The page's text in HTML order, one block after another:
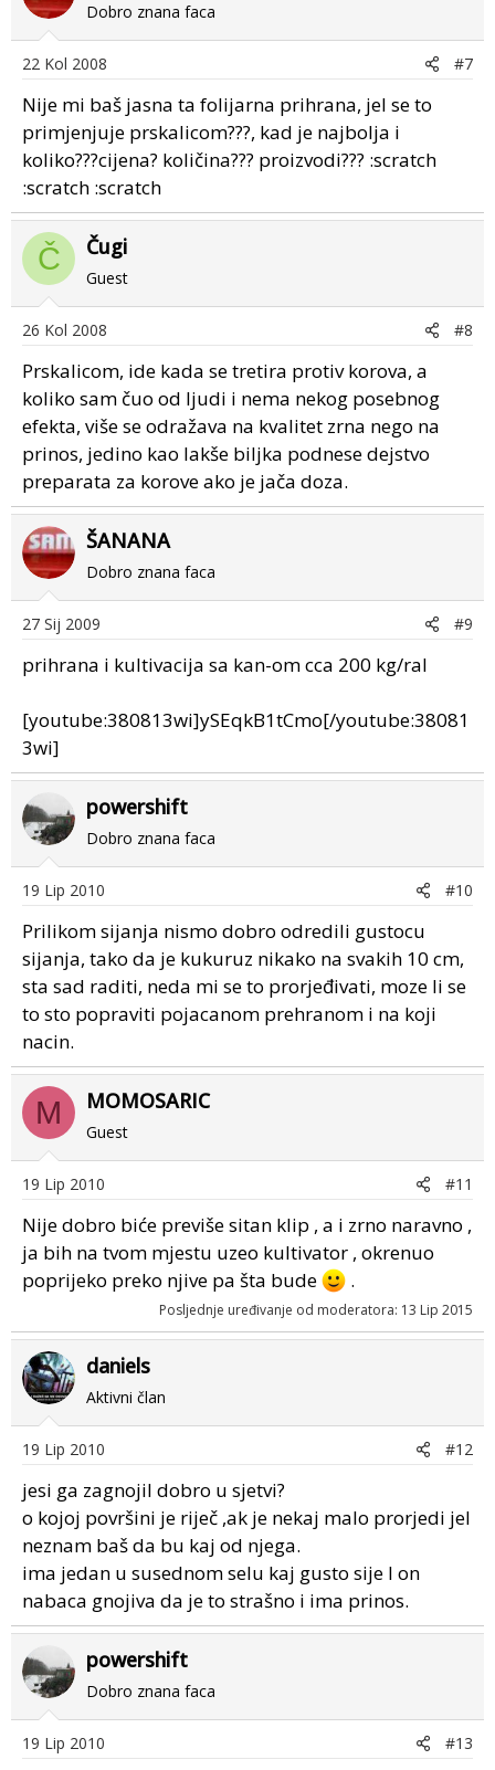
Dobro znana faca
22 Kol 2008 #7
Nije mi baš jasna ta folijarna prihrana, jel se to
primjenjuje prskalicom???, kad je najbolja i
koliko???cijena? količina??? proizvodi??? :scratch
:scratch :scratch
Č Čugi
Guest
26 Kol 2008 #8
Prskalicom, ide kada se tretira protiv korova, a
koliko sam čuo od ljudi i nema nekog posebnog
efekta, više se odražava na kvalitet zrna nego na
prinos, jedino kao lakše biljka podnese dejstvo
preparata za korove ako je jača doza.
ŠANANA
Dobro znana faca
27 Sij 2009 #9
prihrana i kultivacija sa kan-om cca 200 kg/ral
[youtube:380813wi]ySEqkB1tCmo[/youtube:38081
3wi]
powershift
Dobro znana faca
19 Lip 2010 #10
Prilikom sijanja nismo dobro odredili gustocu
sijanja, tako da je kukuruz nikako na svakih 10 cm,
sta sad raditi, neda mi se to prorjeđivati, moze li se
to sto popraviti pojacanom prehranom i na koji
nacin.
M MOMOSARIC
Guest
19 Lip 2010 #11
Nije dobro biće previše sitan klip , a i zrno naravno ,
ja bih na tvom mjestu uzeo kultivator , okrenuo
poprijeko preko njive pa šta bude
.
Posljednje uređivanje od moderatora: 13 Lip 2015
daniels
Aktivni član
19 Lip 2010 #12
jesi ga zagnojil dobro u sjetvi?
o kojoj površini je riječ ,ak je nekaj malo prorjedi jel
neznam baš da bu kaj od njega.
ima jedan u susednom selu kaj gusto sije l on
nabaca gnojiva da je to strašno i ima prinos.
powershift
Dobro znana faca
19 Lip 2010 #13